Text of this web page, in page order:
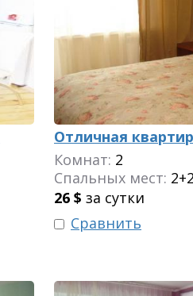
Отличная
Комнат: 2
Спальных мест: 2+2
26 $ за сутки
Сравнить